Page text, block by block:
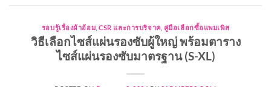
รอบรู้เรื่องผ้าอ้อม ,CSR และการบริจาค คู่มือเลือกซื้อแพมเพิส
วิธีเลือกไซส์แผ่นรองซับผู้ใหญ่ พร้อมตาราง
ไซส์แผ่นรองซับมาตรฐาน (S-XL)